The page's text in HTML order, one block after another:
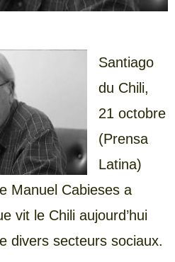
Santiago
du Chili,
21 octobre
(Prensa
Latina)
Manuel Cabieses a
vit le Chili aujourd’hui
divers secteurs sociaux.